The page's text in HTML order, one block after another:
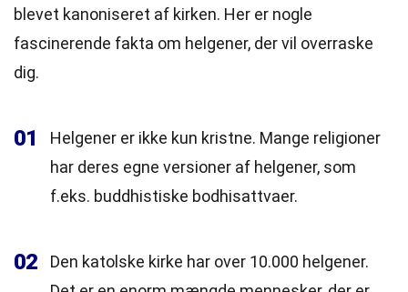
blevet kanoniseret af kirken. Her er nogle
fascinerende fakta om helgener, der vil overraske
dig.
01
Helgener er ikke kun kristne. Mange religioner
har deres egne versioner af helgener, som
f.eks. buddhistiske bodhisattvaer.
02
Den katolske kirke har over 10.000 helgener.